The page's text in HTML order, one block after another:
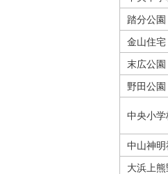
踏分公園
金山住宅
末広公園
野田公園
中央小学
中山神明
大浜上